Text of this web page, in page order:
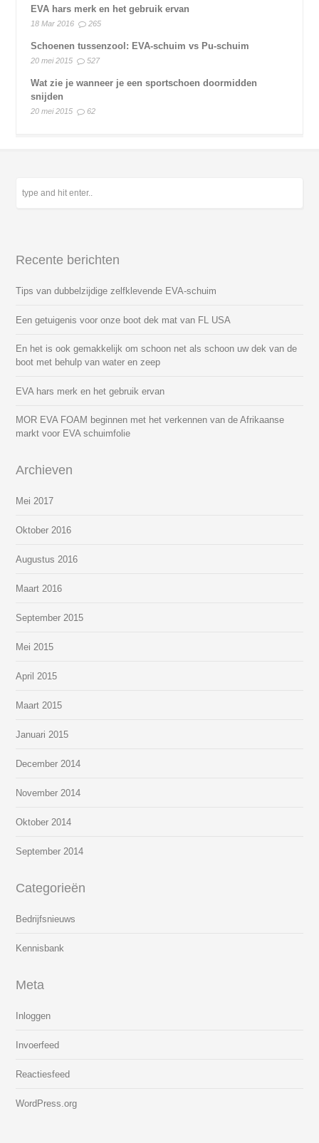
EVA hars merk en het gebruik ervan
18 Mar 2016 265
Schoenen tussenzool: EVA-schuim vs Pu-schuim
20 mei 2015 527
Wat zie je wanneer je een sportschoen doormidden
snijden
20 mei 2015 62
Recente berichten
Tips van dubbelzijdige zelfklevende EVA-schuim
Een getuigenis voor onze boot dek mat van FL USA
En het is ook gemakkelijk om schoon net als schoon uw dek van de
boot met behulp van water en zeep
EVA hars merk en het gebruik ervan
MOR EVA FOAM beginnen met het verkennen van de Afrikaanse
markt voor EVA schuimfolie
Archieven
Mei 2017
Oktober 2016
Augustus 2016
Maart 2016
September 2015
Mei 2015
April 2015
Maart 2015
Januari 2015
December 2014
November 2014
Oktober 2014
September 2014
Categorieën
Bedrijfsnieuws
Kennisbank
Meta
Inloggen
Invoerfeed
Reactiesfeed
WordPress.org